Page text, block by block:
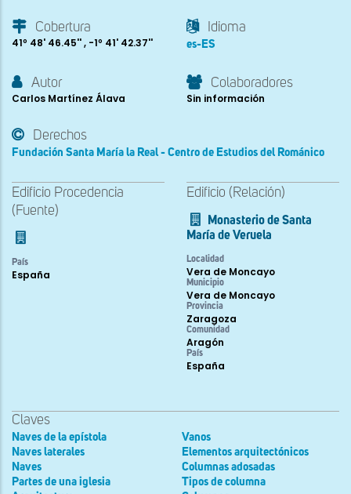
Cobertura
41º 48' 46.45'' , -1º 41' 42.37''
Idioma
es-ES
Autor
Carlos Martínez Álava
Colaboradores
Sin información
Derechos
Fundación Santa María la Real - Centro de Estudios del Románico
Edificio Procedencia
(Fuente)
País
España
Edificio (Relación)
Monasterio de Santa
María de Veruela
Localidad
Vera de Moncayo
Municipio
Vera de Moncayo
Provincia
Zaragoza
Comunidad
Aragón
País
España
Claves
Naves de la epístola
Naves laterales
Naves
Partes de una iglesia
Vanos
Elementos arquitectónicos
Columnas adosadas
Tipos de columna